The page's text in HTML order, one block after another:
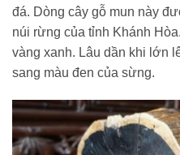
đá. Dòng cây gỗ mun này
núi rừng của tỉnh Khánh
vàng xanh. Lâu dần khi lớn
sang màu đen của sừng.